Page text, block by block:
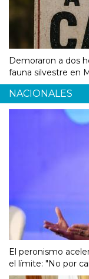
Demoraron a dos
fauna silvestre en
NACIONALES
El peronismo
el límite: "No por